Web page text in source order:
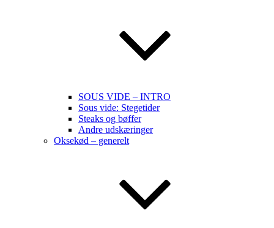
SOUS VIDE – INTRO
Sous vide: Stegetider
Steaks og bøffer
Andre udskæringer
Oksekød – generelt